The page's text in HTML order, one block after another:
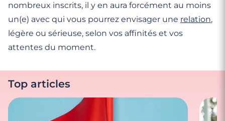
nombreux inscrits, il y en aura forcément au moins
un(e) avec qui vous pourrez envisager une relation,
légère ou sérieuse, selon vos affinités et vos
attentes du moment.
Top articles